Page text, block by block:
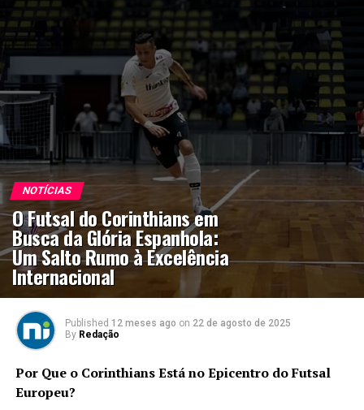
NOTÍCIAS
O Futsal do Corinthians em
Busca da Glória Espanhola:
Um Salto Rumo à Excelência
Internacional
Published 12 meses ago on 22 de agosto de 2025
By Redação
Por Que o Corinthians Está no Epicentro do Futsal
Europeu?